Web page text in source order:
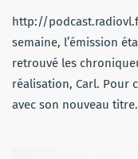
http://
semaine, l’émission
retrouvé les
réalisation, Carl. Pour
avec son nouveau